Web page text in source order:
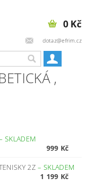
dotaz@efrim.cz
0 Kč
,
SKLADEM
999 Kč
2Z– SKLADEM
1 199 Kč